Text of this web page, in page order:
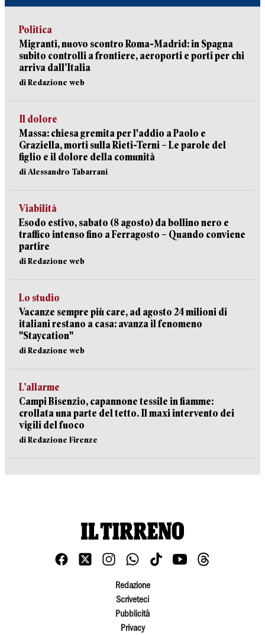
Politica
Migranti, nuovo scontro Roma-Madrid: in Spagna
subito controlli a frontiere, aeroporti e porti per chi
arriva dall’Italia
di Redazione web
Il dolore
Massa: chiesa gremita per l'addio a Paolo e
Graziella, morti sulla Rieti-Terni – Le parole del
figlio e il dolore della comunità
di Alessandro Tabarrani
Viabilità
Esodo estivo, sabato (8 agosto) da bollino nero e
traffico intenso fino a Ferragosto – Quando conviene
partire
di Redazione web
Lo studio
Vacanze sempre più care, ad agosto 24 milioni di
italiani restano a casa: avanza il fenomeno
"Staycation"
di Redazione web
L’allarme
Campi Bisenzio, capannone tessile in fiamme:
crollata una parte del tetto. Il maxi intervento dei
vigili del fuoco
di Redazione Firenze
Redazione
Scriveteci
Pubblicità
Privacy